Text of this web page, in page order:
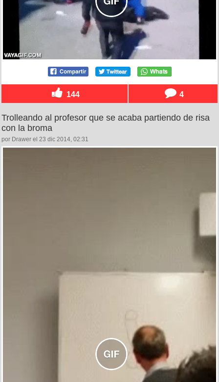
144 4
Trolleando al profesor que se acaba partiendo de risa
con la broma
por Drawer el 23 dic 2014, 02:31